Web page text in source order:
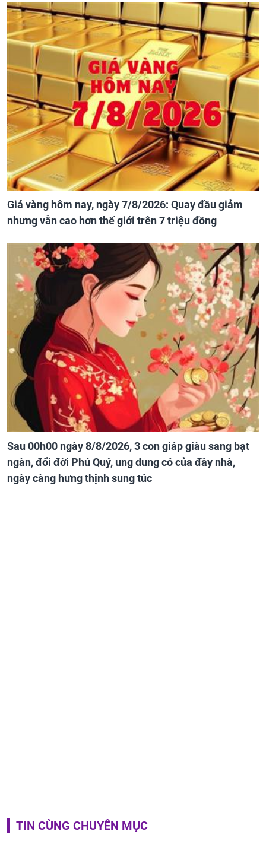
Giá vàng hôm nay, ngày 7/8/2026: Quay đầu giảm
nhưng vẫn cao hơn thế giới trên 7 triệu đồng
Sau 00h00 ngày 8/8/2026, 3 con giáp giàu sang bạt
ngàn, đổi đời Phú Quý, ung dung có của đầy nhà,
ngày càng hưng thịnh sung túc
TIN CÙNG CHUYÊN MỤC